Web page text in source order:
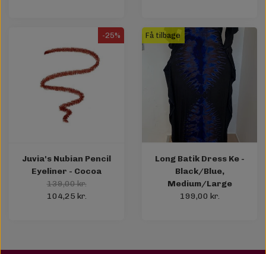
-25%
Juvia's Nubian Pencil
Eyeliner - Cocoa
139,00 kr.
104,25 kr.
Få tilbage
Long Batik Dress Ke -
Black/Blue,
Medium/Large
199,00 kr.